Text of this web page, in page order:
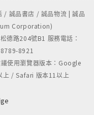
蘭詩人葉慈
然發現了自己的新
，歷史學碩士、文
研究員，已出版
誠品書店 / 誠品物流 | 誠品
Corporation)
德路204號B1 服務電話：
8921
使用瀏覽器版本：Google
上 / Safari 版本11以上